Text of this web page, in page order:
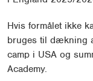
Hvis formålet ikke
bruges til dækning
camp i USA og
Academy.